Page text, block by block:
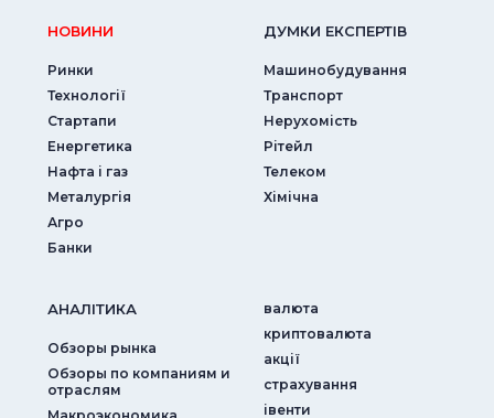
НОВИНИ
Ринки
Технології
Стартапи
Енергетика
Нафта і газ
Металургія
Агро
Банки
ДУМКИ ЕКСПЕРТIВ
Машинобудування
Транспорт
Нерухомість
Рітейл
Телеком
Хімічна
АНАЛIТИКА
Обзоры рынка
Обзоры по компаниям и
отраслям
валюта
криптовалюта
акції
страхування
iвенти